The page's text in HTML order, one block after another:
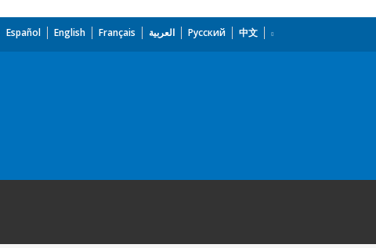
Español English Français العربية Русский 中文